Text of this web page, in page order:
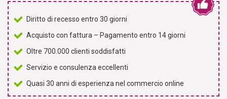
Diritto di recesso entro 30 giorni
Acquisto con fattura – Pagamento entro 14 giorni
Oltre 700.000 clienti soddisfatti
Servizio e consulenza eccellenti
Quasi 30 anni di esperienza nel commercio online